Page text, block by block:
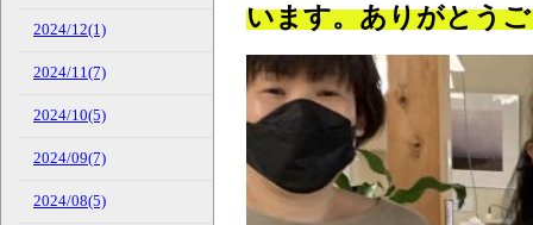
2024/12(1)
2024/11(7)
2024/10(5)
2024/09(7)
2024/08(5)
います。ありがとう